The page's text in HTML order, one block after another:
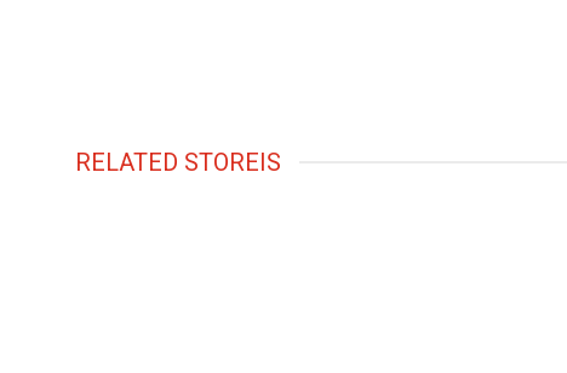
RELATED STOREIS